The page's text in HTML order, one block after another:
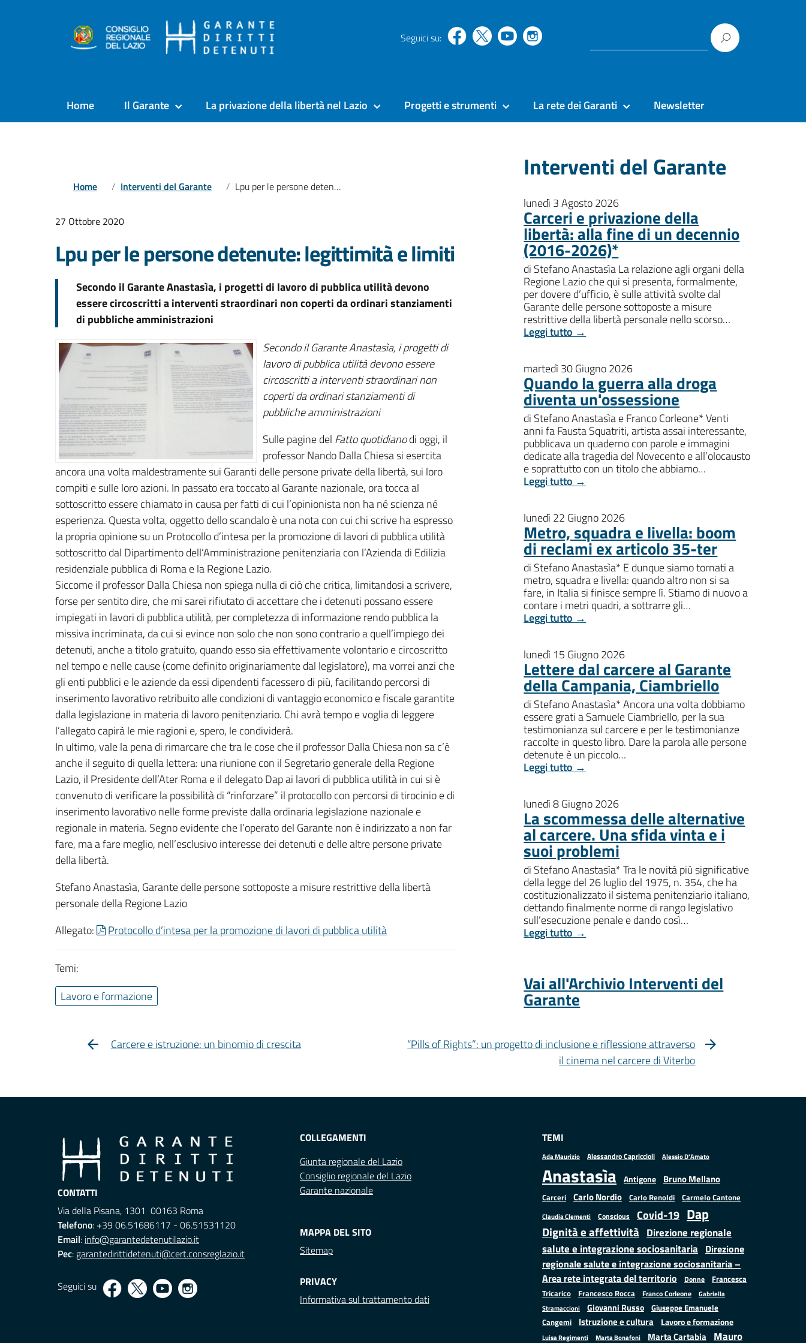
Seguici su:
Home Il Garante La privazione della libertà nel Lazio Progetti e strumenti La rete dei Garanti Newsletter
Home Interventi del Garante Lpu per le persone detenute: legittimità e limiti
27 Ottobre 2020
Lpu per le persone detenute: legittimità e limiti
Secondo il Garante Anastasìa, i progetti di lavoro di pubblica utilità devono
essere circoscritti a interventi straordinari non coperti da ordinari stanziamenti
di pubbliche amministrazioni
Secondo il Garante Anastasìa, i progetti di
lavoro di pubblica utilità devono essere
circoscritti a interventi straordinari non
coperti da ordinari stanziamenti di
pubbliche amministrazioni
Sulle pagine del Fatto quotidianodi oggi, il
professor Nando Dalla Chiesa si esercita
ancora una volta maldestramente sui Garanti delle persone private della libertà, sui loro
compiti e sulle loro azioni. In passato era toccato al Garante nazionale, ora tocca al
sottoscritto essere chiamato in causa per fatti di cui l’opinionista non ha né scienza né
esperienza. Questa volta, oggetto dello scandalo è una nota con cui chi scrive ha espresso
la propria opinione su un Protocollo d’intesa per la promozione di lavori di pubblica utilità
sottoscritto dal Dipartimento dell’Amministrazione penitenziaria con l’Azienda di Edilizia
residenziale pubblica di Roma e la Regione Lazio.
Siccome il professor Dalla Chiesa non spiega nulla di ciò che critica, limitandosi a scrivere,
forse per sentito dire, che mi sarei rifiutato di accettare che i detenuti possano essere
impiegati in lavori di pubblica utilità, per completezza di informazione rendo pubblica la
missiva incriminata, da cui si evince non solo che non sono contrario a quell’impiego dei
detenuti, anche a titolo gratuito, quando esso sia effettivamente volontario e circoscritto
nel tempo e nelle cause (come definito originariamente dal legislatore), ma vorrei anzi che
gli enti pubblici e le aziende da essi dipendenti facessero di più, facilitando percorsi di
inserimento lavorativo retribuito alle condizioni di vantaggio economico e fiscale garantite
dalla legislazione in materia di lavoro penitenziario. Chi avrà tempo e voglia di leggere
l’allegato capirà le mie ragioni e, spero, le condividerà.
In ultimo, vale la pena di rimarcare che tra le cose che il professor Dalla Chiesa non sa c’è
anche il seguito di quella lettera: una riunione con il Segretario generale della Regione
Lazio, il Presidente dell’Ater Roma e il delegato Dap ai lavori di pubblica utilità in cui si è
convenuto di verificare la possibilità di “rinforzare” il protocollo con percorsi di tirocinio e di
inserimento lavorativo nelle forme previste dalla ordinaria legislazione nazionale e
regionale in materia. Segno evidente che l’operato del Garante non è indirizzato a non far
fare, ma a fare meglio, nell’esclusivo interesse dei detenuti e delle altre persone private
della libertà.
Stefano Anastasìa, Garante delle persone sottoposte a misure restrittive della libertà
personale della Regione Lazio
Allegato:
Protocollo d’intesa per la promozione di lavori di pubblica utilità
Temi:
Lavoro e formazione
Interventi del Garante
lunedì 3 Agosto 2026
Carceri e privazione della
libertà: alla fine di un decennio
(2016-2026)*
di Stefano Anastasìa La relazione agli organi della
Regione Lazio che qui si presenta, formalmente,
per dovere d’ufficio, è sulle attività svolte dal
Garante delle persone sottoposte a misure
restrittive della libertà personale nello scorso…
Leggi tutto →
martedì 30 Giugno 2026
Quando la guerra alla droga
diventa un'ossessione
di Stefano Anastasìa e Franco Corleone* Venti
anni fa Fausta Squatriti, artista assai interessante,
pubblicava un quaderno con parole e immagini
dedicate alla tragedia del Novecento e all’olocausto
e soprattutto con un titolo che abbiamo…
Leggi tutto →
lunedì 22 Giugno 2026
Metro, squadra e livella: boom
di reclami ex articolo 35-ter
di Stefano Anastasìa* E dunque siamo tornati a
metro, squadra e livella: quando altro non si sa
fare, in Italia si finisce sempre lì. Stiamo di nuovo a
contare i metri quadri, a sottrarre gli…
Leggi tutto →
lunedì 15 Giugno 2026
Lettere dal carcere al Garante
della Campania, Ciambriello
di Stefano Anastasìa* Ancora una volta dobbiamo
essere grati a Samuele Ciambriello, per la sua
testimonianza sul carcere e per le testimonianze
raccolte in questo libro. Dare la parola alle persone
detenute è un piccolo…
Leggi tutto →
lunedì 8 Giugno 2026
La scommessa delle alternative
al carcere. Una sfida vinta e i
suoi problemi
di Stefano Anastasìa* Tra le novità più significative
della legge del 26 luglio del 1975, n. 354, che ha
costituzionalizzato il sistema penitenziario italiano,
dettando finalmente norme di rango legislativo
sull’esecuzione penale e dando così…
Leggi tutto →
Vai all'Archivio Interventi del
Garante
Carcere e istruzione: un binomio di crescita
“Pills of Rights”: un progetto di inclusione e riflessione attraverso
il cinema nel carcere di Viterbo
CONTATTI
Via della Pisana, 1301 00163 Roma
Telefono: +39 06.51686117 - 06.51531120
Email: info@garantedetenutilazio.it
Pec: garantedirittidetenuti@cert.consreglazio.it
Seguici su
COLLEGAMENTI
Giunta regionale del Lazio
Consiglio regionale del Lazio
Garante nazionale
MAPPA DEL SITO
Sitemap
PRIVACY
Informativa sul trattamento dati
TEMI
Ada Maurizio Alessandro Capriccioli Alessio D'Amato
Anastasìa Antigone Bruno Mellano
Carceri Carlo Nordio Carlo Renoldi Carmelo Cantone
Claudia Clementi Conscious Covid-19 Dap
Dignità e affettività Direzione regionale
salute e integrazione sociosanitaria Direzione
regionale salute e integrazione sociosanitaria –
Area rete integrata del territorio
Donne
Francesca
Tricarico
Francesco Rocca Franco Corleone
Gabriella
Stramaccioni
Giovanni Russo Giuseppe Emanuele
Cangemi
Istruzione e cultura Lavoro e formazione
Luisa Regimenti Marta Bonafoni Marta Cartabia Mauro